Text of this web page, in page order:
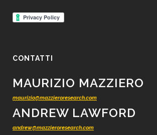
CONTATTI
MAURIZIO MAZZIERO
maurizio@mazzieroresearch.com
ANDREW LAWFORD
andrew@mazzieroresearch.com